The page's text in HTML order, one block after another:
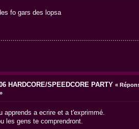
fo gars des lopsa
HARDCORE/SPEEDCORE PARTY «
a ecrire et a t'exprimmé.
les gens te comprendront.